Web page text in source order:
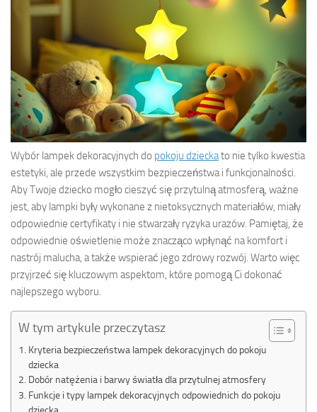
Wybór lampek dekoracyjnych do pokoju dzieckato nie tylko kwestia
estetyki, ale przede wszystkim bezpieczeństwa i funkcjonalności.
Aby Twoje dziecko mogło cieszyć się przytulną atmosferą, ważne
jest, aby lampki były wykonane z nietoksycznych materiałów, miały
odpowiednie certyfikaty i nie stwarzały ryzyka urazów. Pamiętaj, że
odpowiednie oświetlenie może znacząco wpłynąć na komfort i
nastrój malucha, a także wspierać jego zdrowy rozwój. Warto więc
przyjrzeć się kluczowym aspektom, które pomogą Ci dokonać
najlepszego wyboru.
W tym artykule przeczytasz
Kryteria bezpieczeństwa lampek dekoracyjnych do pokoju
dziecka
Dobór natężenia i barwy światła dla przytulnej atmosfery
Funkcje i typy lampek dekoracyjnych odpowiednich do pokoju
dziecka